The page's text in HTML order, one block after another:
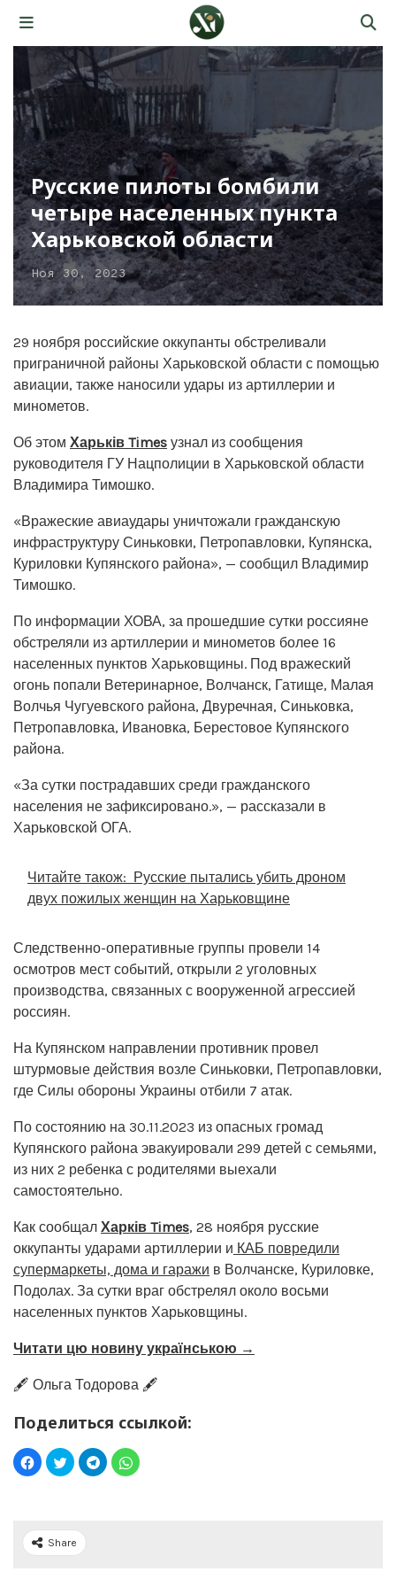
Русские пилоты бомбили
четыре населенных пункта
Харьковской области
Ноя 30, 2023
29 ноября российские оккупанты обстреливали
приграничной районы Харьковской области с помощью
авиации, также наносили удары из артиллерии и
минометов.
Об этом Харьків Times узнал из сообщения
руководителя ГУ Нацполиции в Харьковской области
Владимира Тимошко.
«Вражеские авиаудары уничтожали гражданскую
инфраструктуру Синьковки, Петропавловки, Купянска,
Куриловки Купянского района», — сообщил Владимир
Тимошко.
По информации ХОВА, за прошедшие сутки россияне
обстреляли из артиллерии и минометов более 16
населенных пунктов Харьковщины. Под вражеский
огонь попали Ветеринарное, Волчанск, Гатище, Малая
Волчья Чугуевского района, Двуречная, Синьковка,
Петропавловка, Ивановка, Берестовое Купянского
района.
«За сутки пострадавших среди гражданского
населения не зафиксировано.», — рассказали в
Харьковской ОГА.
Читайте також: Русские пытались убить дроном
двух пожилых женщин на Харьковщине
Следственно-оперативные группы провели 14
осмотров мест событий, открыли 2 уголовных
производства, связанных с вооруженной агрессией
россиян.
На Купянском направлении противник провел
штурмовые действия возле Синьковки, Петропавловки,
где Силы обороны Украины отбили 7 атак.
По состоянию на 30.11.2023 из опасных громад
Купянского района эвакуировали 299 детей с семьями,
из них 2 ребенка с родителями выехали
самостоятельно.
Как сообщал Харків Times, 28 ноября русские
оккупанты ударами артиллерии и КАБ повредили
супермаркеты, дома и гаражи в Волчанске, Куриловке,
Подолах. За сутки враг обстрелял около восьми
населенных пунктов Харьковщины.
Читати цю новину українською →
🖋️ Ольга Тодорова 🖋️
Поделиться ссылкой:
Share